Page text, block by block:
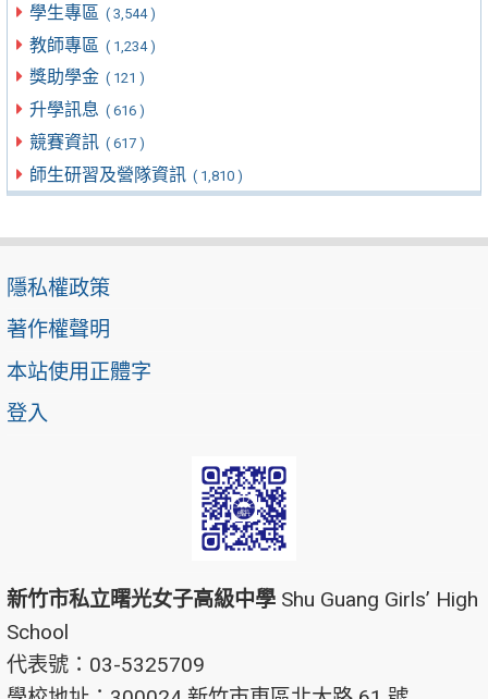
學生專區 ( 3,544 )
教師專區 ( 1,234 )
獎助學金 ( 121 )
升學訊息 ( 616 )
競賽資訊 ( 617 )
師生研習及營隊資訊 ( 1,810 )
隱私權政策
著作權聲明
本站使用正體字
登入
新竹市私立曙光女子高級中學 Shu Guang Girls’ High
School
代表號：03-5325709